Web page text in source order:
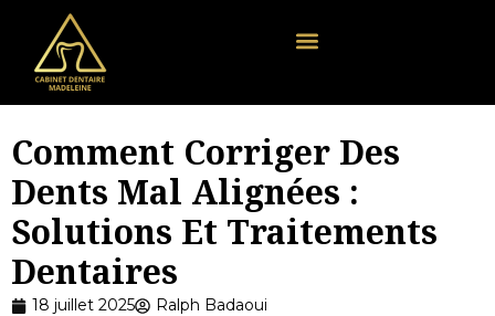
Comment Corriger Des
Dents Mal Alignées :
Solutions Et Traitements
Dentaires
18 juillet 2025
Ralph Badaoui